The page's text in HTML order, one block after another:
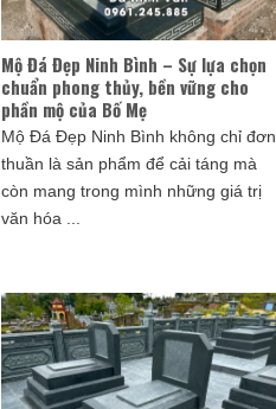
Mộ Đá Đẹp Ninh Bình – Sự lựa chọn
chuẩn phong thủy, bền vững cho
phần mộ của Bố Mẹ
Mộ Đá Đẹp Ninh Bình không chỉ đơn
thuần là sản phẩm để cải táng mà
còn mang trong mình những giá trị
văn hóa ...